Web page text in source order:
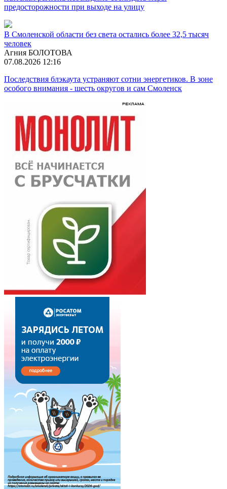
предосторожности при выходе на улицу
В Смоленской области без света остались более 32,5 тысяч
человек
Агния БОЛОТОВА
07.08.2026 12:16
Последствия блэкаута устраняют сотни энергетиков. В зоне
особого внимания - шесть округов и сам Смоленск